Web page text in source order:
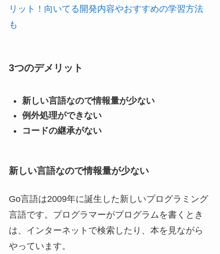
リット！向いてる開発内容やおすすめの学習方法
も
3つのデメリット
新しい言語なので情報量が少ない
例外処理ができない
コードの継承がない
新しい言語なので情報量が少ない
Go言語は2009年に誕生した新しいプログラミング
言語です。プログラマーがプログラムを書くとき
は、インターネットで検索したり、本を見ながら
やっています。